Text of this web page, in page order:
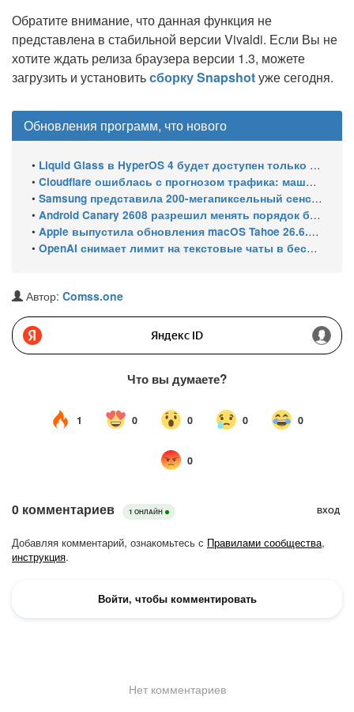
Обратите внимание, что данная функция не
представлена в стабильной версии Vivaldi. Если Вы не
хотите ждать релиза браузера версии 1.3, можете
загрузить и установитьсборку Snapshotуже сегодня.
Обновления программ, что нового
• Liquid Glass в HyperOS 4 будет доступен только на флагманских чипсетах
• Cloudflare ошиблась с прогнозом трафика: машины обошли людей в мае 2026
• Samsung представила 200-мегапиксельный сенсор ISOCELL HPC с DeepPix
• Android Canary 2608 разрешил менять порядок блоков шторки
• Apple выпустила обновления macOS Tahoe 26.6.1, Sequoia 15.7.9 и Sonoma 14.8.9 для устранения уязвимости общего доступа к экрану
• OpenAI снимает лимит на текстовые чаты в бесплатном ChatGPT
Автор: Comss.one